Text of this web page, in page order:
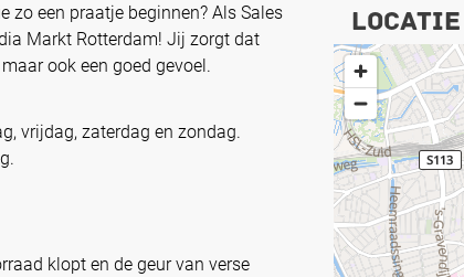
zo een praatje beginnen? Als Sales
Markt Rotterdam! Jij zorgt dat
ook een goed gevoel.
vrijdag, zaterdag en zondag.
klopt en de geur van verse
Locatie